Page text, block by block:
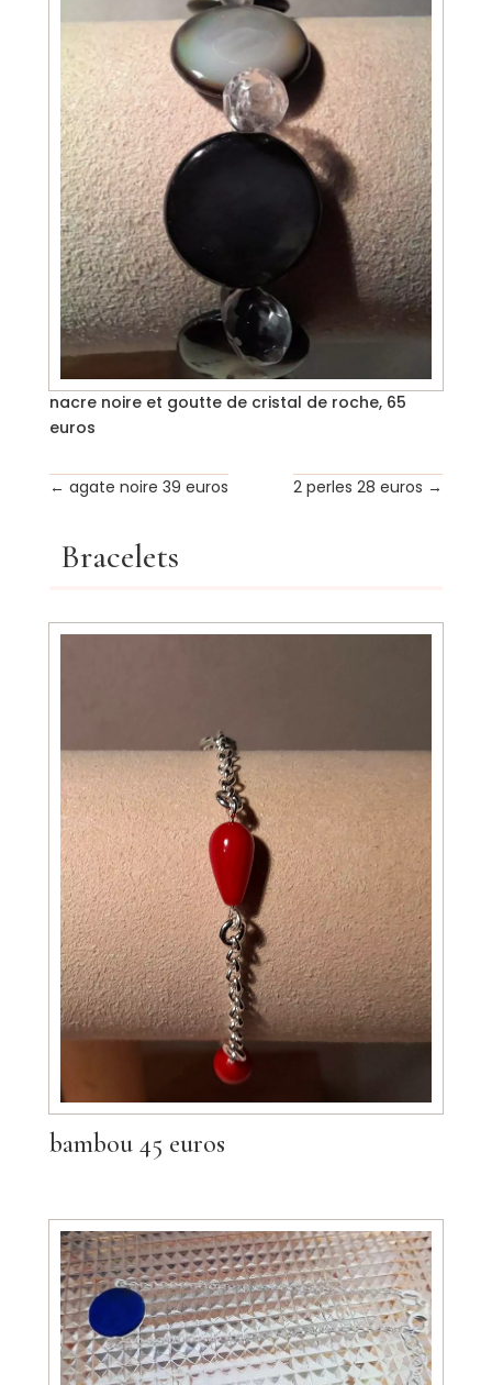
nacre noire et goutte de cristal de roche, 65
euros
← agate noire 39 euros 2 perles 28 euros →
Bracelets
bambou 45 euros